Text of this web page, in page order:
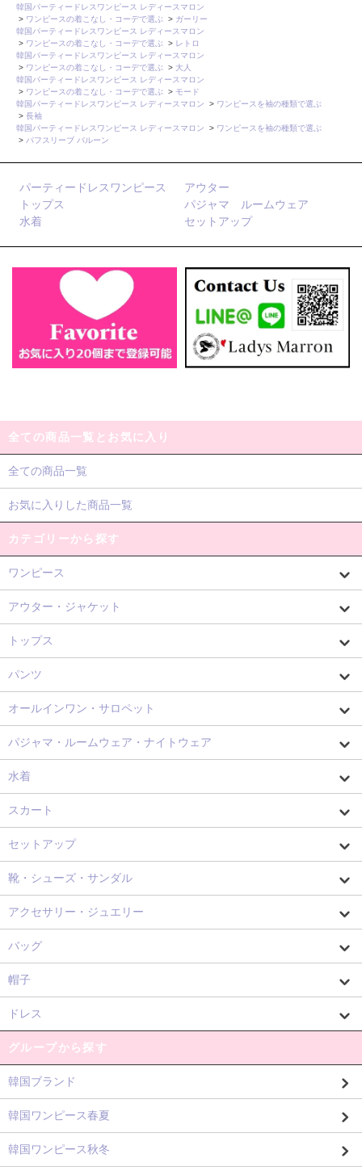
韓国パーティードレスワンピース レディースマロン
> ワンピースの着こなし・コーデで選ぶ > ガーリー
韓国パーティードレスワンピース レディースマロン
> ワンピースの着こなし・コーデで選ぶ > レトロ
韓国パーティードレスワンピース レディースマロン
> ワンピースの着こなし・コーデで選ぶ > 大人
韓国パーティードレスワンピース レディースマロン
> ワンピースの着こなし・コーデで選ぶ > モード
韓国パーティードレスワンピース レディースマロン
> ワンピースを袖の種類で選ぶ
> 長袖
韓国パーティードレスワンピース レディースマロン
> ワンピースを袖の種類で選ぶ
> パフスリーブ バルーン
パーティードレスワンピース
アウター
トップス
パジャマ ルームウェア
水着
セットアップ
全ての商品一覧とお気に入り
全ての商品一覧
お気に入りした商品一覧
カテゴリーから探す
ワンピース
アウター・ジャケット
トップス
パンツ
オールインワン・サロペット
パジャマ・ルームウェア・ナイトウェア
水着
スカート
セットアップ
靴・シューズ・サンダル
アクセサリー・ジュエリー
バッグ
帽子
ドレス
グループから探す
韓国ブランド
韓国ワンピース春夏
韓国ワンピース秋冬